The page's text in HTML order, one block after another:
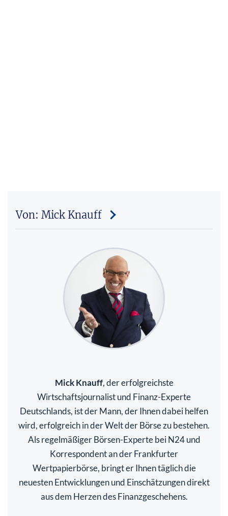
Von: Mick Knauff
Mick Knauff, der erfolgreichste
Wirtschaftsjournalist und Finanz-Experte
Deutschlands, ist der Mann, der Ihnen dabei helfen
wird, erfolgreich in der Welt der Börse zu bestehen.
Als regelmäßiger Börsen-Experte bei N24 und
Korrespondent an der Frankfurter
Wertpapierbörse, bringt er Ihnen täglich die
neuesten Entwicklungen und Einschätzungen direkt
aus dem Herzen des Finanzgeschehens.